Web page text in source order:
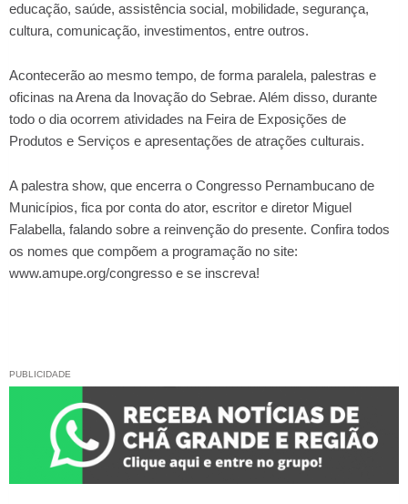
educação, saúde, assistência social, mobilidade, segurança,
cultura, comunicação, investimentos, entre outros.
Acontecerão ao mesmo tempo, de forma paralela, palestras e
oficinas na Arena da Inovação do Sebrae. Além disso, durante
todo o dia ocorrem atividades na Feira de Exposições de
Produtos e Serviços e apresentações de atrações culturais.
A palestra show, que encerra o Congresso Pernambucano de
Municípios, fica por conta do ator, escritor e diretor Miguel
Falabella, falando sobre a reinvenção do presente. Confira todos
os nomes que compõem a programação no site:
www.amupe.org/congresso e se inscreva!
PUBLICIDADE